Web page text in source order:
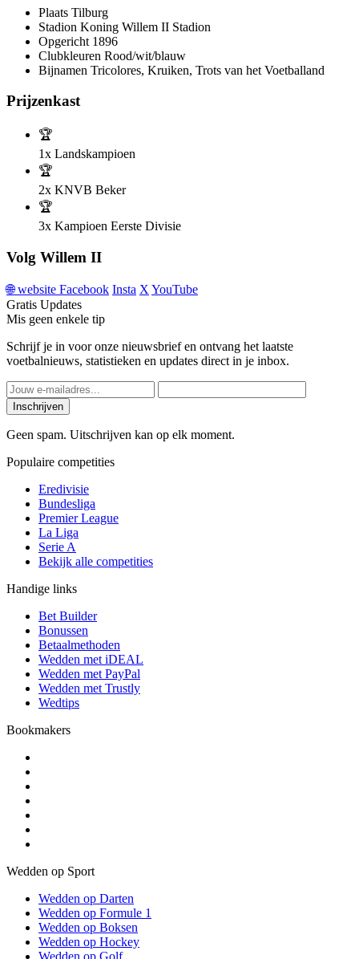
Plaats Tilburg
Stadion Koning Willem II Stadion
Opgericht 1896
Clubkleuren Rood/wit/blauw
Bijnamen Tricolores, Kruiken, Trots van het Voetballand
Prijzenkast
🏆
1x Landskampioen
🏆
2x KNVB Beker
🏆
3x Kampioen Eerste Divisie
Volg Willem II
🌐 website Facebook Insta X YouTube
Gratis Updates
Mis geen enkele tip
Schrijf je in voor onze nieuwsbrief en ontvang het laatste
voetbalnieuws, statistieken en updates direct in je inbox.
Inschrijven
Geen spam. Uitschrijven kan op elk moment.
Populaire competities
Eredivisie
Bundesliga
Premier League
La Liga
Serie A
Bekijk alle competities
Handige links
Bet Builder
Bonussen
Betaalmethoden
Wedden met iDEAL
Wedden met PayPal
Wedden met Trustly
Wedtips
Bookmakers
Wedden op Sport
Wedden op Darten
Wedden op Formule 1
Wedden op Boksen
Wedden op Hockey
Wedden op Golf